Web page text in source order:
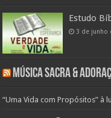
Estudo
3 de junho
Música Sacra &
“Uma Vida com Propósitos” à